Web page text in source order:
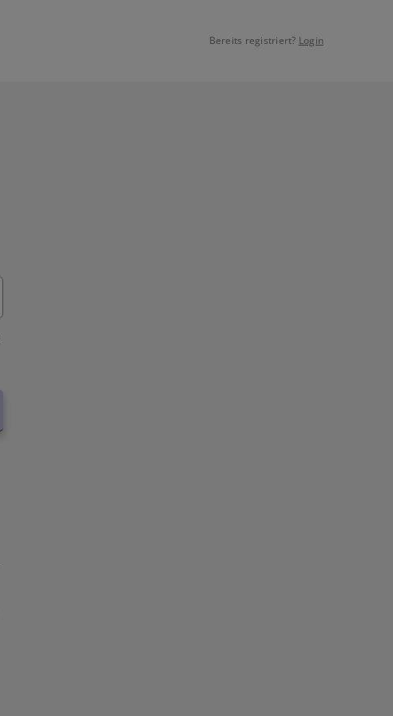
Bereits registriert? Login